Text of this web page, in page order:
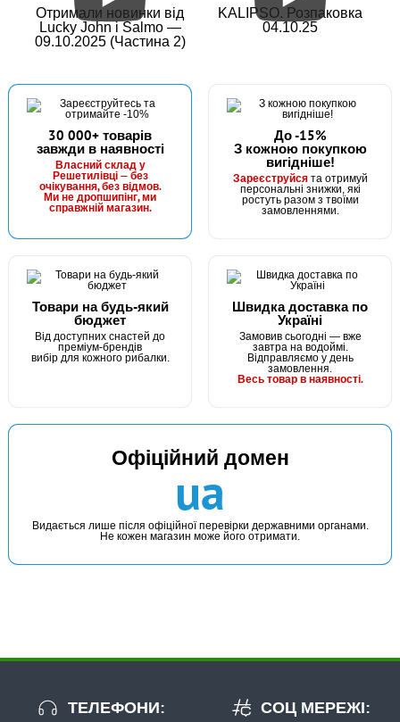
Отримали новинки від
Lucky John і Salmo —
09.10.2025 (Частина 2)
KALIPSO. Розпаковка
04.10.25
30 000+ товарів
завжди в наявності
Власний склад у
Решетилівці — без
очікування, без відмов.
Ми не дропшипінг, ми
справжній магазин.
До -15%
З кожною покупкою
вигідніше!
Зареєструйсята отримуй
персональні знижки, які
ростуть разом з твоїми
замовленнями.
Товари на будь-який
бюджет
Від доступних снастей до
преміум-брендів
вибір для кожного рибалки.
Швидка доставка по
Україні
Замовив сьогодні — вже
завтра на водоймі.
Відправляємо у день
замовлення.
Весь товар в наявності.
Офіційний домен
ua
Видається лише після офіційної перевірки державними органами.
Не кожен магазин може його отримати.
ТЕЛЕФОНИ: СОЦ МЕРЕЖІ: